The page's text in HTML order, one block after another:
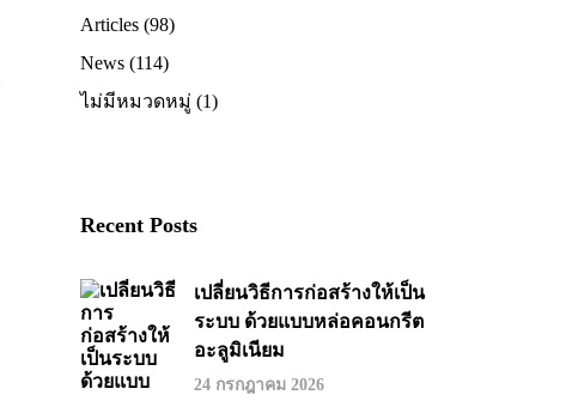
Articles (98)
News (114)
ไม่มีหมวดหมู่ (1)
Recent Posts
เปลี่ยนวิธีการก่อสร้างให้เป็น
ระบบ ด้วยแบบหล่อคอนกรีต
อะลูมิเนียม
24 กรกฎาคม 2026